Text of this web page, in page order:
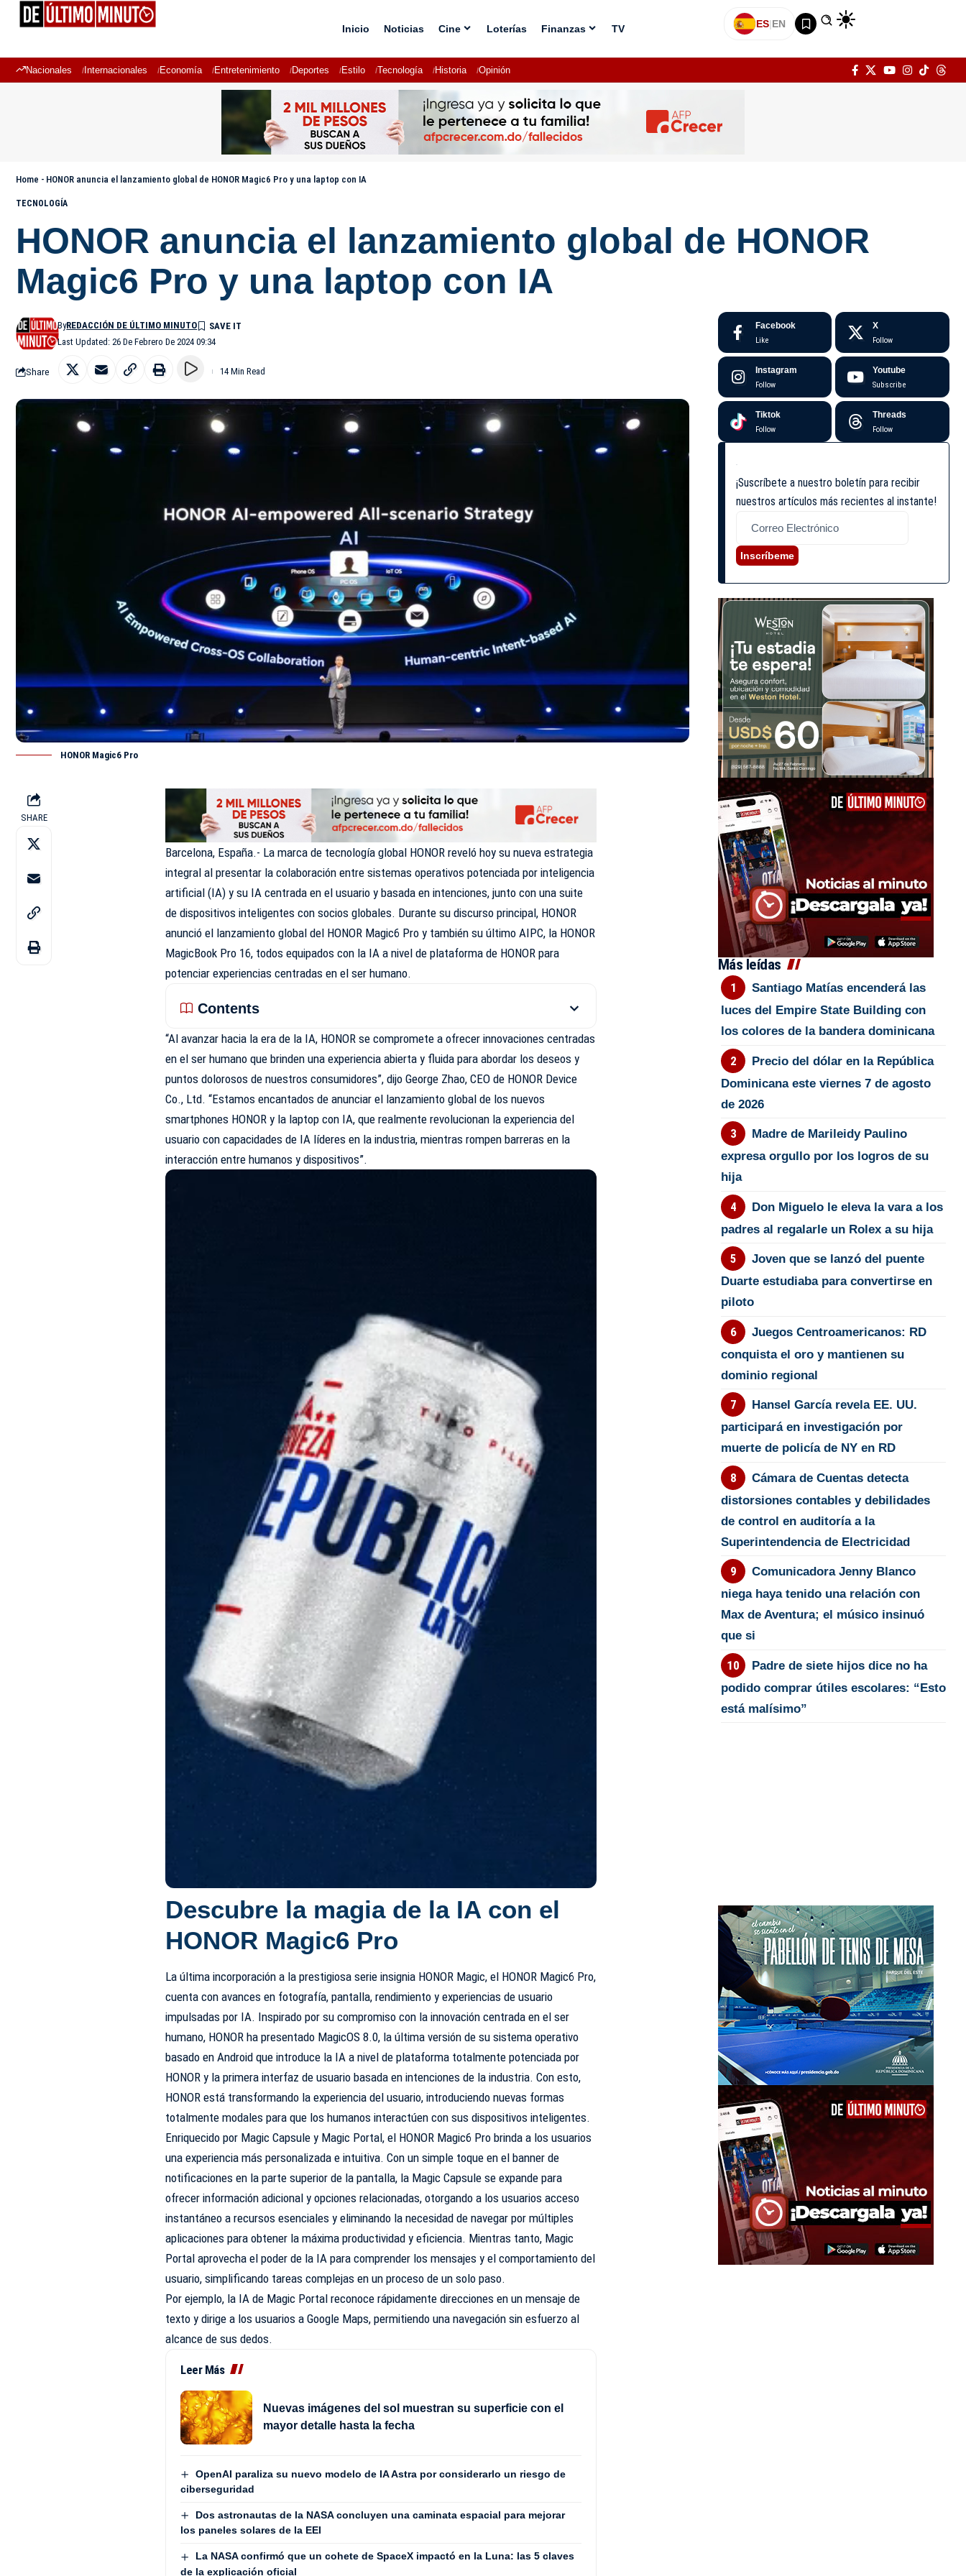
Inicio Noticias Cine Loterías Finanzas TV ES|EN
Nacionales Internacionales Economía Entretenimiento Deportes Estilo Tecnología Historia Opinión
Home - HONOR anuncia el lanzamiento global de HONOR Magic6 Pro y una laptop con IA
TECNOLOGÍA
HONOR anuncia el lanzamiento global de HONOR
Magic6 Pro y una laptop con IA
Last Updated: 26 De Febrero De 2024 09:34
ByREDACCIÓN DE ÚLTIMO MINUTO
Share 14 Min Read
HONOR Magic6 Pro
SHARE
Barcelona, España.- La marca de tecnología global HONOR reveló hoy su nueva estrategia
integral al presentar la colaboración entre sistemas operativos potenciada por inteligencia
artificial (IA) y su IA centrada en el usuario y basada en intenciones, junto con una suite
de dispositivos inteligentes con socios globales. Durante su discurso principal, HONOR
anunció el lanzamiento global del HONOR Magic6 Pro y también su último AIPC, la HONOR
MagicBook Pro 16, todos equipados con la IA a nivel de plataforma de HONOR para
potenciar experiencias centradas en el ser humano.
Contents
“Al avanzar hacia la era de la IA, HONOR se compromete a ofrecer innovaciones centradas
en el ser humano que brinden una experiencia abierta y fluida para abordar los deseos y
puntos dolorosos de nuestros consumidores”, dijo George Zhao, CEO de HONOR Device
Co., Ltd. “Estamos encantados de anunciar el lanzamiento global de los nuevos
smartphones HONOR y la laptop con IA, que realmente revolucionan la experiencia del
usuario con capacidades de IA líderes en la industria, mientras rompen barreras en la
interacción entre humanos y dispositivos”.
Descubre la magia de la IA con el
HONOR Magic6 Pro
La última incorporación a la prestigiosa serie insignia HONOR Magic, el HONOR Magic6 Pro,
cuenta con avances en fotografía, pantalla, rendimiento y experiencias de usuario
impulsadas por IA. Inspirado por su compromiso con la innovación centrada en el ser
humano, HONOR ha presentado MagicOS 8.0, la última versión de su sistema operativo
basado en Android que introduce la IA a nivel de plataforma totalmente potenciada por
HONOR y la primera interfaz de usuario basada en intenciones de la industria. Con esto,
HONOR está transformando la experiencia del usuario, introduciendo nuevas formas
totalmente modales para que los humanos interactúen con sus dispositivos inteligentes.
Enriquecido por Magic Capsule y Magic Portal, el HONOR Magic6 Pro brinda a los usuarios
una experiencia más personalizada e intuitiva. Con un simple toque en el banner de
notificaciones en la parte superior de la pantalla, la Magic Capsule se expande para
ofrecer información adicional y opciones relacionadas, otorgando a los usuarios acceso
instantáneo a recursos esenciales y eliminando la necesidad de navegar por múltiples
aplicaciones para obtener la máxima productividad y eficiencia. Mientras tanto, Magic
Portal aprovecha el poder de la IA para comprender los mensajes y el comportamiento del
usuario, simplificando tareas complejas en un proceso de un solo paso.
Por ejemplo, la IA de Magic Portal reconoce rápidamente direcciones en un mensaje de
texto y dirige a los usuarios a Google Maps, permitiendo una navegación sin esfuerzo al
alcance de sus dedos.
Leer Más
Nuevas imágenes del sol muestran su superficie con el
mayor detalle hasta la fecha
OpenAI paraliza su nuevo modelo de IA Astra por considerarlo un riesgo de
ciberseguridad
Dos astronautas de la NASA concluyen una caminata espacial para mejorar
los paneles solares de la EEI
La NASA confirmó que un cohete de SpaceX impactó en la Luna: las 5 claves
de la explicación oficial
Facebook
Like
X
Follow
Instagram
Follow
Youtube
Subscribe
Tiktok
Follow
Threads
Follow
¡Suscríbete a nuestro boletín para recibir
nuestros artículos más recientes al instante!
Inscríbeme
Más leídas
Santiago Matías encenderá las
luces del Empire State Building con
los colores de la bandera dominicana
Precio del dólar en la República
Dominicana este viernes 7 de agosto
de 2026
Madre de Marileidy Paulino
expresa orgullo por los logros de su
hija
Don Miguelo le eleva la vara a los
padres al regalarle un Rolex a su hija
Joven que se lanzó del puente
Duarte estudiaba para convertirse en
piloto
Juegos Centroamericanos: RD
conquista el oro y mantienen su
dominio regional
Hansel García revela EE. UU.
participará en investigación por
muerte de policía de NY en RD
Cámara de Cuentas detecta
distorsiones contables y debilidades
de control en auditoría a la
Superintendencia de Electricidad
Comunicadora Jenny Blanco
niega haya tenido una relación con
Max de Aventura; el músico insinuó
que si
Padre de siete hijos dice no ha
podido comprar útiles escolares: “Esto
está malísimo”